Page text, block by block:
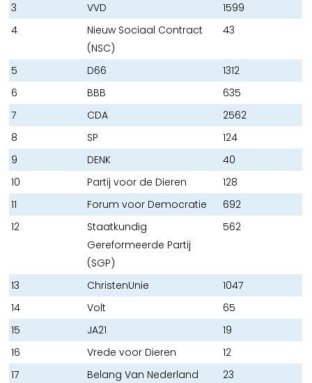
3 VVD
1599
4
Nieuw Sociaal Contract
(NSC)
43
5 D66
1312
6
BBB
635
7
CDA
2562
8
SP
124
9
DENK
40
10
Partij voor de Dieren
128
11
Forum voor Democratie
692
12
Staatkundig
Gereformeerde Partij
(SGP)
562
13 ChristenUnie
1047
14
Volt
65
15
JA21
19
16
Vrede voor Dieren
12
17
Belang Van Nederland
23